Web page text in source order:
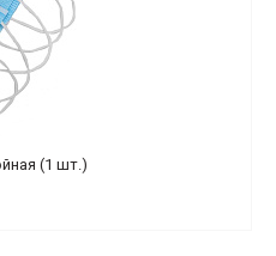
(1 шт.)